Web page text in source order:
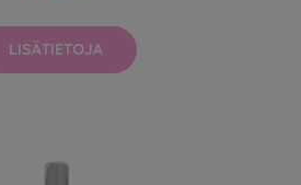
LISÄTIETOJA